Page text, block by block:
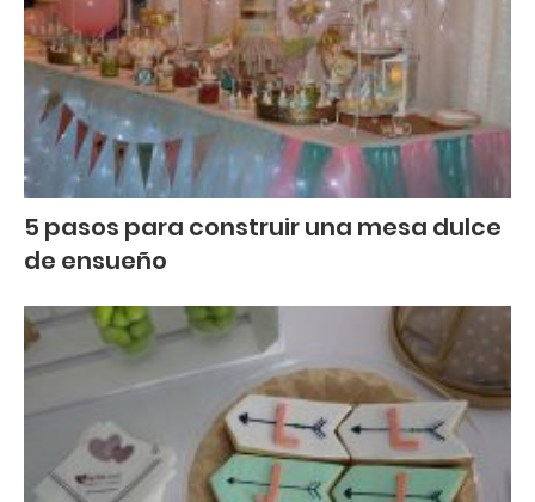
5 pasos para construir una mesa dulce
de ensueño